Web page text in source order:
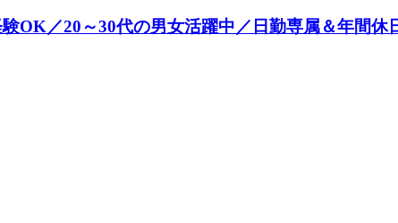
OK／20～30代の男女活躍中／日勤専属＆年間休